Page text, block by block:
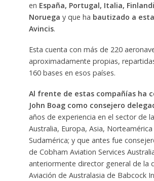
en España, Portugal, Italia,
Noruega y que ha bautizado a
Avincis.
Esta cuenta con más de 220
aproximadamente propias,
160 bases en esos países.
Al frente de estas compañías ha
John Boag como consejero
años de experiencia en el sector de
Australia, Europa, Asia, Norteamérica
Sudamérica; y que antes fue
de Cobham Aviation Services
anteriormente director general de la
Aviación de Australasia de Babcock